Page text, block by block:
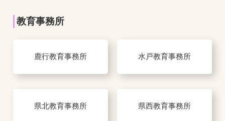
教育事務所
鹿行教育事務所 水戸教育事務所
県北教育事務所 県西教育事務所